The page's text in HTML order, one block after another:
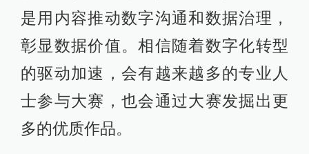
是用内容推动数字沟通和数据治理，
彰显数据价值。相信随着数字化转型
的驱动加速，会有越来越多的专业人
士参与大赛，也会通过大赛发掘出更
多的优质作品。